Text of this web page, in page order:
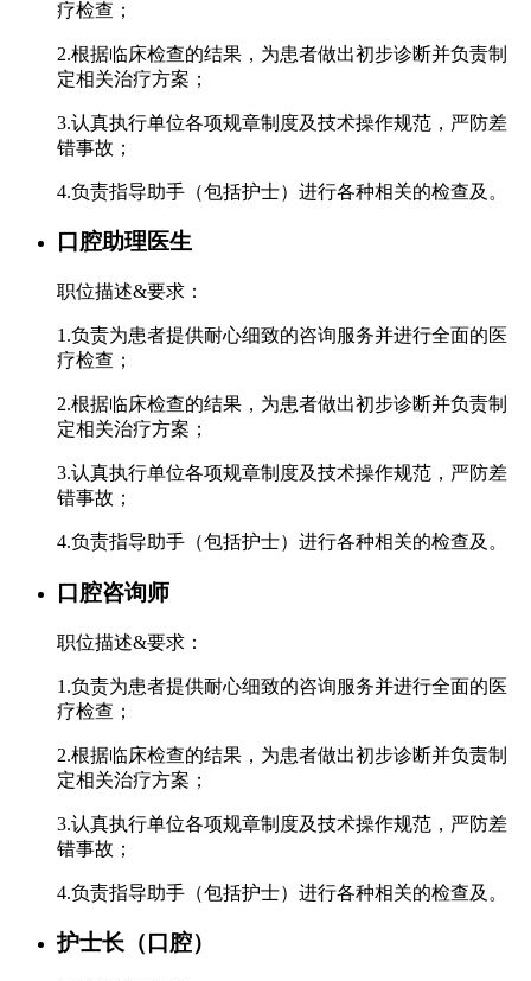
疗检查；
2.根据临床检查的结果，为患者做出初步诊断并负责制
定相关治疗方案；
3.认真执行单位各项规章制度及技术操作规范，严防差
错事故；
4.负责指导助手（包括护士）进行各种相关的检查及。
口腔助理医生
职位描述&要求：
1.负责为患者提供耐心细致的咨询服务并进行全面的医
疗检查；
2.根据临床检查的结果，为患者做出初步诊断并负责制
定相关治疗方案；
3.认真执行单位各项规章制度及技术操作规范，严防差
错事故；
4.负责指导助手（包括护士）进行各种相关的检查及。
口腔咨询师
职位描述&要求：
1.负责为患者提供耐心细致的咨询服务并进行全面的医
疗检查；
2.根据临床检查的结果，为患者做出初步诊断并负责制
定相关治疗方案；
3.认真执行单位各项规章制度及技术操作规范，严防差
错事故；
4.负责指导助手（包括护士）进行各种相关的检查及。
护士长（口腔）